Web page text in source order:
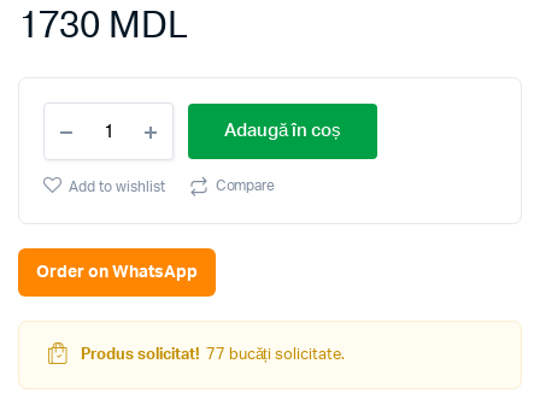
1730 MDL
incorporabila
pe
gaz
H59-
4012
Eco
IX
quantity
Adaugă în coș
Add to wishlist Compare
Order on WhatsApp
Produs solicitat! 77 bucăți solicitate.